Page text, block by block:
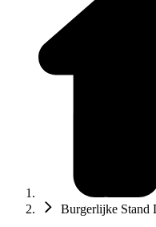
Burgerlijke Stand